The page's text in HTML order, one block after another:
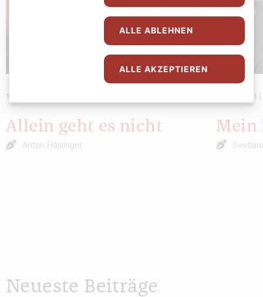
14. Juni 2023
Allein geht es nicht
Anton Höslinger
8. Juni 2023
Mein
Neueste Beiträge
ALLE ABLEHNEN
ALLE AKZEPTIEREN